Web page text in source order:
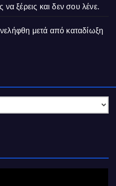
ξέρεις και δεν σου λένε.
μετά από καταδίωξη